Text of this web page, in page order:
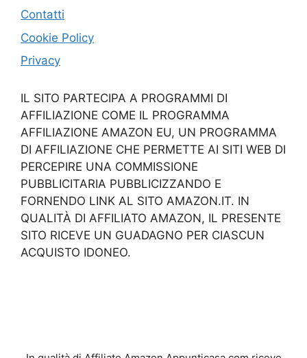
Contatti
Cookie Policy
Privacy
IL SITO PARTECIPA A PROGRAMMI DI
AFFILIAZIONE COME IL PROGRAMMA
AFFILIAZIONE AMAZON EU, UN PROGRAMMA
DI AFFILIAZIONE CHE PERMETTE AI SITI WEB DI
PERCEPIRE UNA COMMISSIONE
PUBBLICITARIA PUBBLICIZZANDO E
FORNENDO LINK AL SITO AMAZON.IT. IN
QUALITÀ DI AFFILIATO AMAZON, IL PRESENTE
SITO RICEVE UN GUADAGNO PER CIASCUN
ACQUISTO IDONEO.